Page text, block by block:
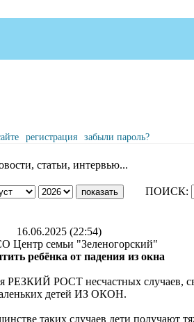
регистрация забыли пароль?
статьи, интервью...
ПОИСК:
16.06.2025 (22:54)
Центр семьи "Зеленогорский"
ребёнка от падения из окна
РЕЗКИЙ РОСТ несчастных
детей ИЗ ОКОН.
таких случаев дети получают